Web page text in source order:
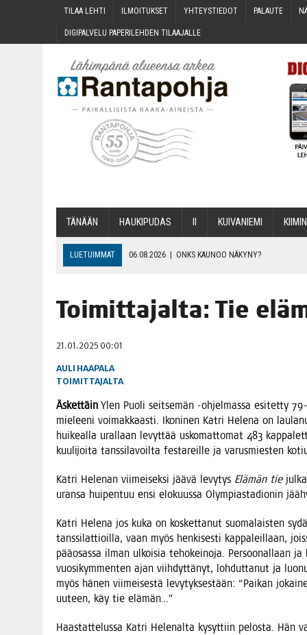
TILAA LEH­TI ILMOI­TUK­SET YHTEYS­TIE­DOT PALAU­TE
DIGI­PAL­VE­LU PAPE­RI­LEH­DEN TILAAJALLE
TÄNÄÄN HAU­KI­PU­DAS KUI­VA­NIE­MI
LUETUIMMAT 06.08.2026 | ONKS KAU­NOO NÄKYNY?
06.08.2026 | OPIN­TOI­HIN KAN­SA­LAIS­OPIS­TOS­SA VOI SAA­DA
TOI­VEI­DEN KOTI IISTÄ!
06.08.2026 | KII­MIN­KI­PÄI­VÄT JÄR­JES­TE­TÄÄN PERIN­TEI­TÄ
Toi­mit­ta­jal­ta: Tie
21.01.2025 00:01
AULI HAAPALA
TOIMITTAJALTA
Äsket­täin Ylen Puo­li seit­se­män ‑ohjel­mas­sa esi­tet­ty
mie­lee­ni voi­mak­kaas­ti. Iko­ni­nen Kat­ri Hele­na on
hui­keal­la ural­laan levyt­tää usko­mat­to­mat 483
kuu­li­joi­ta tans­si­la­voil­ta fes­ta­reil­le ja varus­mies­ten
Kat­ri Hele­nan vii­mei­sek­si jää­vä levy­tys Elä­män tie
uran­sa hui­pen­tuu ensi elo­kuus­sa Olym­pias­ta­dio­nin
Kat­ri Hele­na jos kuka on kos­ket­ta­nut suo­ma­lais­ten
tans­si­lat­tioil­la, vaan myös hen­ki­ses­ti kap­pa­leil­laan,
pää­osas­sa ilman ulkoi­sia teho­kei­no­ja. Per­soo­nal­laan
vuo­si­kym­men­ten ajan viih­dyt­tä­nyt, loh­dut­ta­nut ja
myös hänen vii­mei­ses­tä levy­tyk­ses­tään: “Pai­kan
uuteen, käy tie elämän…”
Haas­tat­te­lus­sa Kat­ri Hele­nal­ta kysyt­tiin pelos­ta. Hän